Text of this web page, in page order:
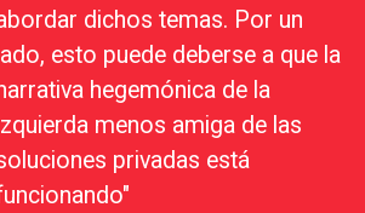
dichos temas. Por un
lado, esto puede deberse a que la
hegemónica de la
menos amiga de las
privadas está